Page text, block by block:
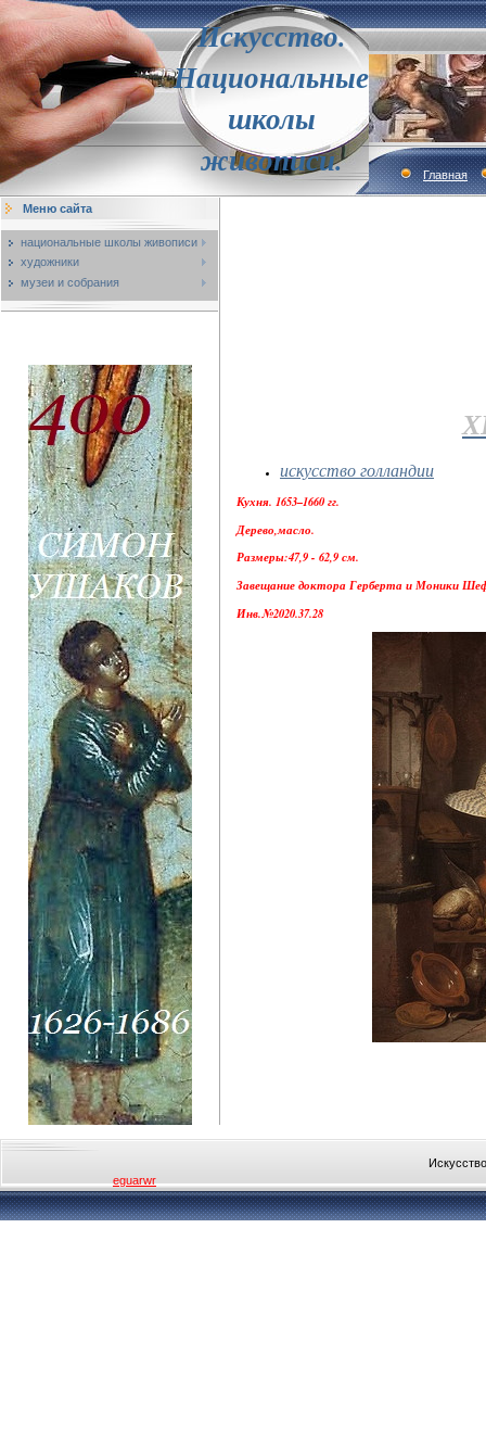
Искусство.
Национальные
школы
живописи.
Главная
Меню сайта
национальные школы живописи
художники
музеи и собрания
искусство голландии
Кухня. 1653–1660 гг.
Дерево,масло.
Размеры:47,9 - 62,9 см.
Завещание доктора Герберта и Моники
Инв.№2020.37.28
eguarwr